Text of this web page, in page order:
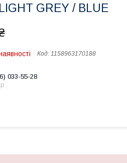
GREY / BLUE
Код: 1158963170188
033-55-28